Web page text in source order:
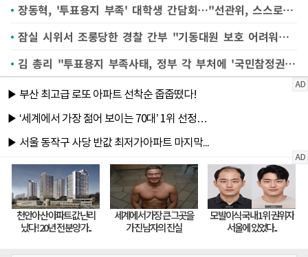
장동혁, '투표용지 부족' 대학생 간담회…"선관위, 스스로 불법 인정해야"
잠실 시위서 조롱당한 경찰 간부 "기동대원 보호 어려워…경권 회복해야"
김 총리 "투표용지 부족사태, 정부 각 부처에 '국민참정권 침해'로 표현 지시"